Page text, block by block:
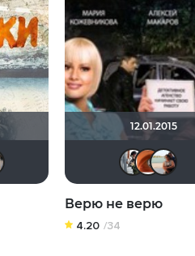
Лисицкий
12.01.2015
Верю не верю
4.20 /34